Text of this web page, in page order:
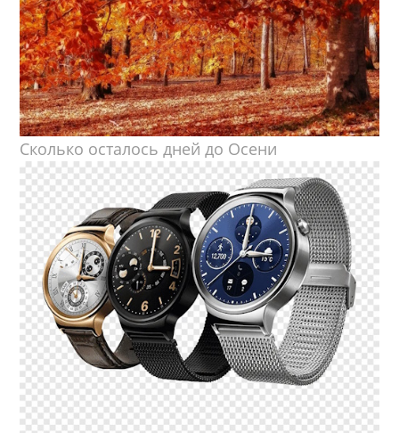
Сколько осталось дней до Осени